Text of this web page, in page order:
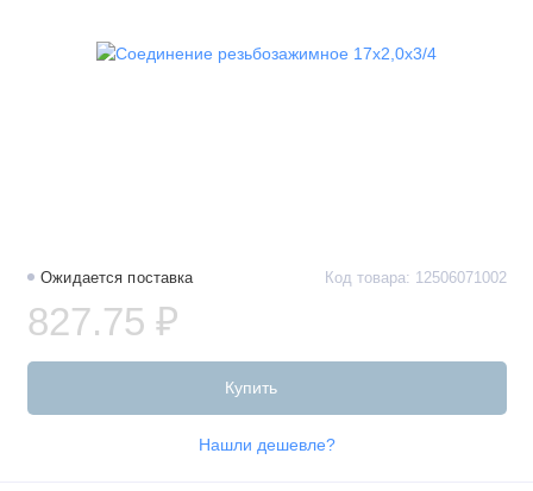
Ожидается поставка Код товара: 12506071002
827.75 ₽
Купить
Нашли дешевле?